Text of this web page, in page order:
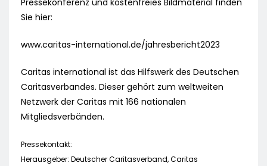
Pressekonferenz und kostenfreies Bildmaterial finden
Sie hier:
www.caritas-international.de/jahresbericht2023
Caritas international ist das Hilfswerk des Deutschen
Caritasverbandes. Dieser gehört zum weltweiten
Netzwerk der Caritas mit 166 nationalen
Mitgliedsverbänden.
Pressekontakt:
Herausgeber: Deutscher Caritasverband, Caritas